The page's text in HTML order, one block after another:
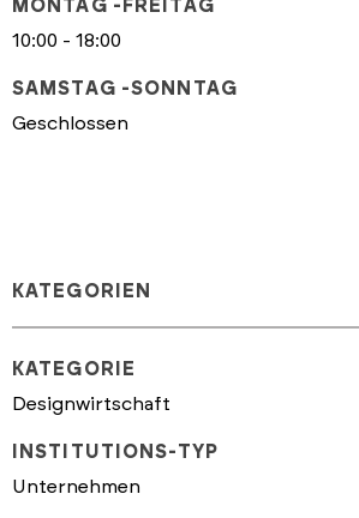
MONTAG -FREITAG
10:00 - 18:00
SAMSTAG -SONNTAG
Geschlossen
KATEGORIEN
KATEGORIE
Designwirtschaft
INSTITUTIONS-TYP
Unternehmen